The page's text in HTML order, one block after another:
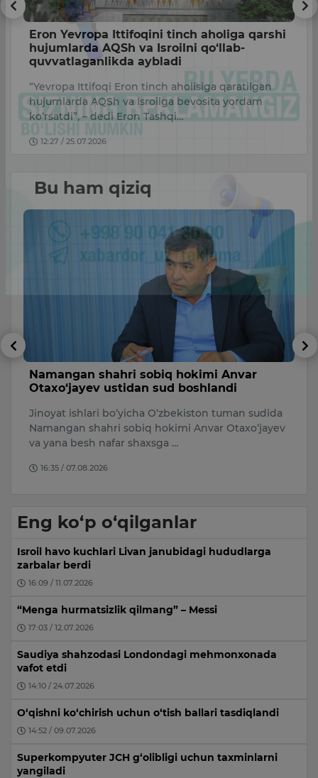
Eron Yevropa Ittifoqini tinch aholiga qarshi
hujumlarda AQSh va Isroilni qo‘llab-
quvvatlaganlikda aybladi
“Yevropa Ittifoqi Eron tinch aholisiga qaratilgan
hujumlarda AQSh va Isroilga bevosita yordam
ko‘rsatdi”, – dedi Eron Tashqi…
12:27 / 25.07.2026
Bu ham qiziq
Namangan shahri sobiq hokimi Anvar
Otaxo‘jayev ustidan sud boshlandi
Jinoyat ishlari bo‘yicha O‘zbekiston tuman sudida
Namangan shahri sobiq hokimi Anvar Otaxo‘jayev
va yana besh nafar shaxsga …
16:35 / 07.08.2026
Eng ko‘p o‘qilganlar
Isroil havo kuchlari Livan janubidagi hududlarga
zarbalar berdi
16:09 / 11.07.2026
“Menga hurmatsizlik qilmang” – Messi
17:03 / 12.07.2026
Saudiya shahzodasi Londondagi mehmonxonada
vafot etdi
14:10 / 24.07.2026
O‘qishni ko‘chirish uchun o‘tish ballari tasdiqlandi
14:52 / 09.07.2026
Superkompyuter JCH g‘olibligi uchun taxminlarni
yangiladi